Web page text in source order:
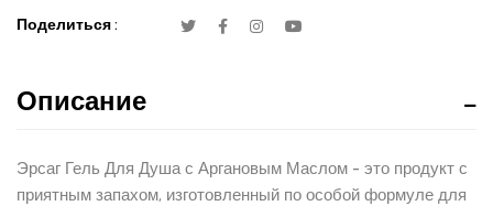
Поделиться :
Описание
Эрсаг Гель Для Душа с Аргановым Маслом - это продукт с
приятным запахом, изготовленный по особой формуле для